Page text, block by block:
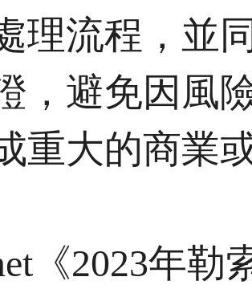
理流程，並
，避免因風
重大的商業
《2023年勒